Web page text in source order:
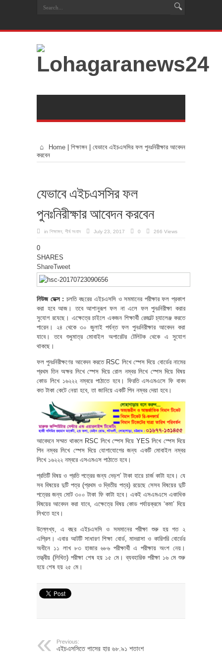
Home শিক্ষাঙ্গন
যেভাবে এইচএসসির ফল পুনঃনিরীক্ষার আবেদন
করবেন
যেভাবে এইচএসসির ফল
পুনঃনিরীক্ষার আবেদন করবেন
in শিক্ষাঙ্গন শীর্ষ সংবাদ July 23, 2017 0 266 Views
0
SHARES
ShareTweet
নিউজ ডেক্স : চলতি বছরের এইচএসসি ও সমমানের পরীক্ষার ফল প্রকাশ
করা হবে আজ। তবে আশানুরূপ ফল না এলে ফল পুনঃনিরীক্ষা করার
সুযোগ রযেছে। এক্ষেত্রে চাইলে একজন শিক্ষার্থী রেজাল্ট চ্যালেঞ্জ করতে
পারেন। ২৪ থেকে ৩০ জুলাই পর্যন্ত ফল পুনঃনিরীক্ষার আবেদন করা
যাবে। তবে শুধুমাত্র মোবাইল অপারেটর টেলিটক থেকে এ সুযোগ
থাকছে।
ফল পুনঃনিরীক্ষণের আবেদন করতে RSC লিখে স্পেস দিয়ে বোর্ডের নামের
প্রথম তিন অক্ষর লিখে স্পেস দিয়ে রোল নম্বর লিখে স্পেস দিয়ে বিষয়
কোড লিখে ১৬২২২ নম্বরে পাঠাতে হবে। ফিরতি এসএমএসে ফি বাবদ
কত টাকা কেটে নেয়া হবে, তা জানিয়ে একটি পিন নম্বর দেয়া হবে।
আবেদনে সম্মত থাকলে RSC লিখে স্পেস দিয়ে YES লিখে স্পেস দিয়ে
পিন নম্বর লিখে স্পেস দিয়ে যোগাযোগের জন্য একটি মোবাইল নম্বর
লিখে ১৬২২২ নম্বরে এসএমএস পাঠাতে হবে।
প্রতিটি বিষয় ও প্রতি পত্রের জন্য দেড়শ’ টাকা হারে চার্জ কাটা হবে। যে
সব বিষয়ের দুটি পত্র (প্রথম ও দ্বিতীয় পত্র) রয়েছে সেসব বিষয়ের দুটি
পত্রের জন্য মোট ৩০০ টাকা ফি কাটা হবে। একই এসএমএসে একাধিক
বিষয়ের আবেদন করা যাবে, এক্ষেত্রে বিষয় কোড পর্যায়ক্রমে ‘কমা’ দিয়ে
লিখতে হবে।
উল্লেখ্য, এ বছর এইচএসসি ও সমমানের পরীক্ষা শুরু হয় গত ২
এপ্রিল। এবার আটটি সাধারণ শিক্ষা বোর্ড, মাদরাসা ও কারিগরি বোর্ডের
অধীনে ১১ লাখ ৮৩ হাজার ৬৮৬ পরীক্ষার্থী এ পরীক্ষায় অংশ নেয়।
তত্ত্বীয় (লিখিত) পরীক্ষা শেষ হয় ১৫ মে। ব্যবহারিক পরীক্ষা ১৬ মে শুরু
হয়ে শেষ হয় ২৫ মে।
Previous:
এইচএসসিতে পাসের হার ৬৮.৯১ শতাংশ